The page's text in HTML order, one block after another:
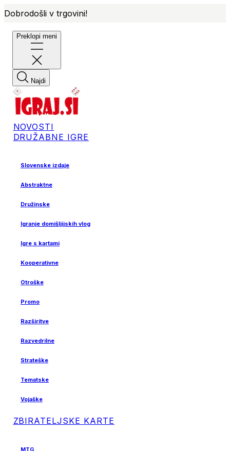
Dobrodošli v trgovini!
Preklopi meni
Najdi
NOVOSTI
DRUŽABNE IGRE
Slovenske izdaje
Abstraktne
Družinske
Igranje domišljijskih vlog
Igre s kartami
Kooperativne
Otroške
Promo
Razširitve
Razvedrilne
Strateške
Tematske
Vojaške
ZBIRATELJSKE KARTE
MTG